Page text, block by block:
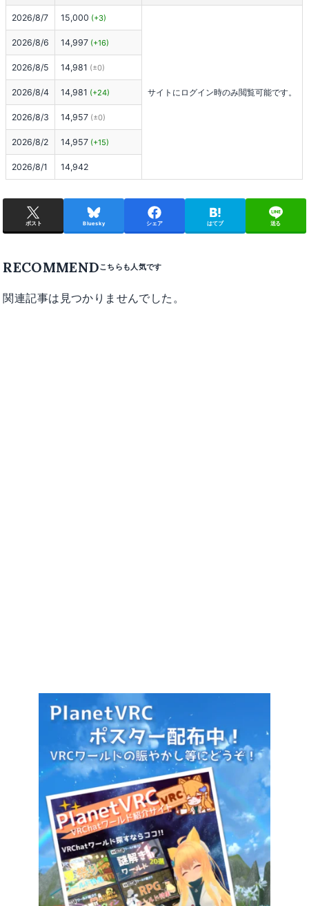
2026/8/7 15,000 (+3)
サイトにログイン時のみ閲覧可能です。
2026/8/6 14,997 (+16)
2026/8/5 14,981 (±0)
2026/8/4 14,981 (+24)
2026/8/3 14,957 (±0)
2026/8/2 14,957 (+15)
2026/8/1 14,942
ポスト Bluesky シェア はてブ 送る
RECOMMEND
関連記事は見つかりませんでした。